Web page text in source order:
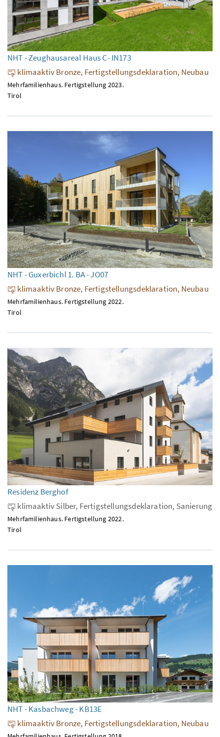
NHT - Zeughausareal Haus C- IN173
klimaaktiv Bronze, Fertigstellungsdeklaration, Neubau
Mehrfamilienhaus. Fertigstellung 2023.
Tirol
NHT - Guxerbichl 1. BA - JO07
klimaaktiv Bronze, Fertigstellungsdeklaration, Neubau
Mehrfamilienhaus. Fertigstellung 2022.
Tirol
Residenz Berghof
klimaaktiv Silber, Fertigstellungsdeklaration, Sanierung
Mehrfamilienhaus. Fertigstellung 2022.
Tirol
NHT - Kasbachweg - KB13E
klimaaktiv Bronze, Fertigstellungsdeklaration, Neubau